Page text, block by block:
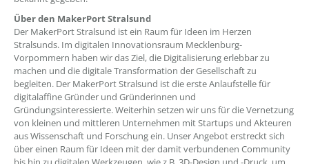
Über den MakerPort Stralsund
Der MakerPort Stralsund ist ein Raum für Ideen im Herzen
Stralsunds. Im digitalen Innovationsraum Mecklenburg-
Vorpommern haben wir das Ziel, die Digitalisierung erlebbar zu
machen und die digitale Transformation der Gesellschaft zu
begleiten. Der MakerPort Stralsund ist die erste Anlaufstelle für
digitalaffine Gründer und Gründerinnen und
Gründungsinteressierte. Weiterhin setzen wir uns für die Vernetzung
von kleinen und mittleren Unternehmen mit Startups und Akteuren
aus Wissenschaft und Forschung ein. Unser Angebot erstreckt sich
über einen Raum für Ideen mit der damit verbundenen Community